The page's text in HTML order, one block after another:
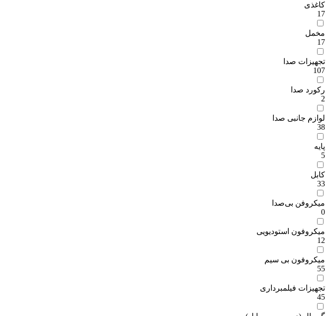
کاغذی
17
مخمل
17
تجهیزات صدا
107
رکورد صدا
2
لوازم جانبی صدا
38
پایه
5
کابل
33
میکروفن بی‌صدا
0
میکروفون استودیویی
12
میکروفون بی سیم
55
تجهیزات فیلمبرداری
45